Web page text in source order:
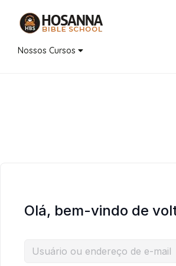
Nossos Cursos
Olá, bem-vindo de